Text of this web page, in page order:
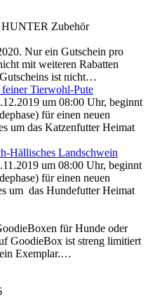
HUNTER Zubehör
Nur ein Gutschein pro
mit weiteren Rabatten
ist nicht…
Tierwohl-Pute
um 08:00 Uhr, beginnt
für einen neuen
um das Katzenfutter Heimat
Hällisches Landschwein
um 08:00 Uhr, beginnt
für einen neuen
um das Hundefutter Heimat
für Hunde oder
GoodieBox ist streng limitiert
Exemplar.…